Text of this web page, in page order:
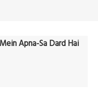
Apna-Sa Dard Hai